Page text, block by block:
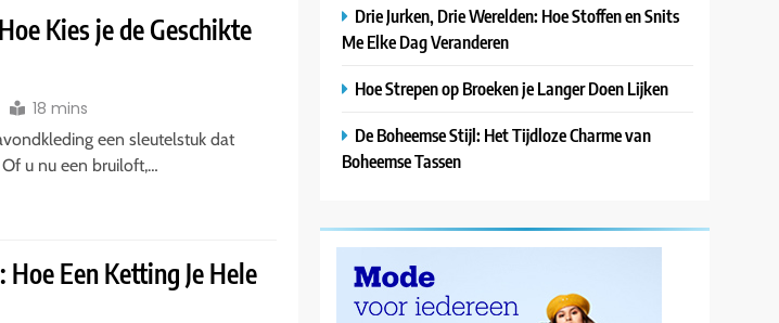
Kies je de Geschikte
18 mins
een sleutelstuk dat
u nu een bruiloft,…
Een Ketting Je Hele
Drie Jurken, Drie Werelden: Hoe Stoffen en Snits
Me Elke Dag Veranderen
Hoe Strepen op Broeken je Langer Doen Lijken
De Boheemse Stijl: Het Tijdloze Charme van
Boheemse Tassen